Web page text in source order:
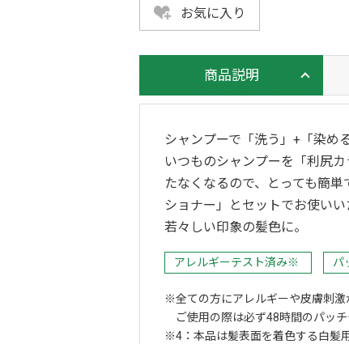
お気に入り
商品説明
シャンプーで「洗う」+「染め
いつものシャンプーを「利尻
たなくなるので、とっても簡
ショナー」とセットでお使い
若々しい印象の髪色に。
アレルギーテスト済み※ パ
全ての方にアレルギーや皮膚刺激
ご使用の際は必ず48時間のパッチ
4：本品は髪表面を着色する白髪